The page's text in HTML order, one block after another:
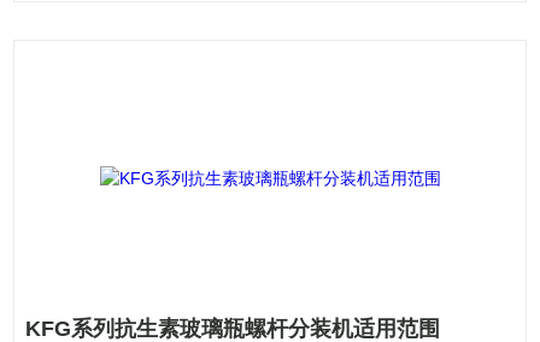
KFG系列抗生素玻璃瓶螺杆分装机适用范围